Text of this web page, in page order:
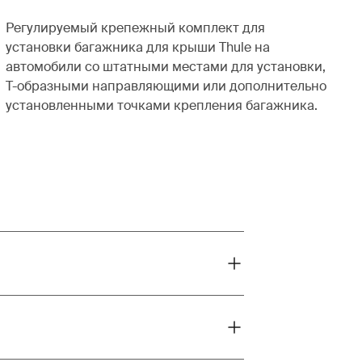
Регулируемый крепежный комплект для
установки багажника для крыши Thule на
автомобили со штатными местами для установки,
Т-образными направляющими или дополнительно
установленными точками крепления багажника.